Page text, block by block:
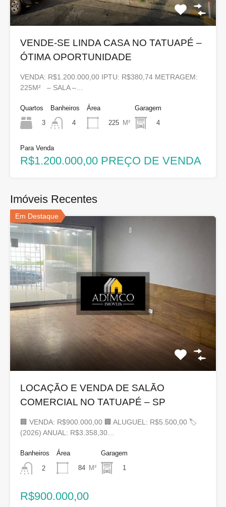
VENDE-SE LINDA CASA NO TATUAPÉ –
ÓTIMA OPORTUNIDADE
VENDA: R$1.200.000,00 IPTU: R$380,74 METRAGEM:
225M² – SALA –…
Quartos
3
Banheiros
4
Área
225 M²
Garagem
4
Para Venda
R$1.200.000,00 PREÇO DE VENDA
Imóveis Recentes
Em Destaque
LOCAÇÃO E VENDA DE SALÃO
COMERCIAL NO TATUAPÉ – SP
🏢 VENDA: R$900.000,00 🏢 ALUGUEL: R$5.500,00 🏷
(2026) ANUAL: R$3.358,30…
Banheiros
2
Área
84 M²
Garagem
1
R$900.000,00